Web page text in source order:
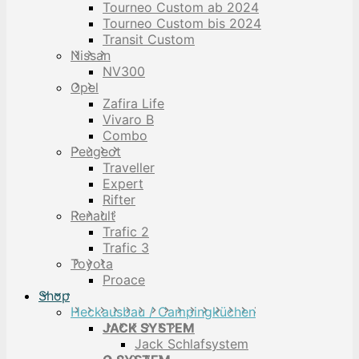
Tourneo Custom ab 2024
Tourneo Custom bis 2024
Transit Custom
Nissan
NV300
Opel
Zafira Life
Vivaro B
Combo
Peugeot
Traveller
Expert
Rifter
Renault
Trafic 2
Trafic 3
Toyota
Proace
Shop
Heckausbau / Campingküchen
JACK SYSTEM
Jack Schlafsystem